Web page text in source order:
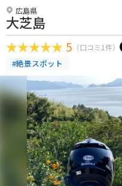
広島県
大芝島
5 （口コミ1件）
#絶景スポット